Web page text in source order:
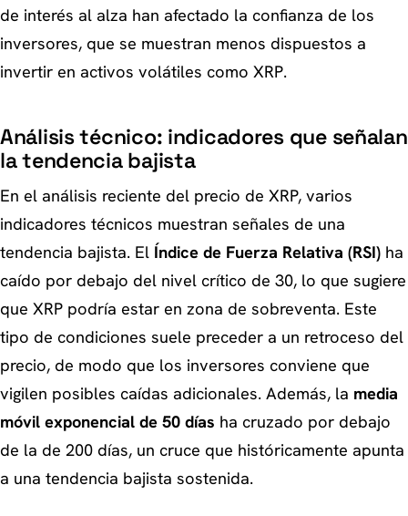
de interés al alza han afectado la confianza de los
inversores, que se muestran menos dispuestos a
invertir en activos volátiles como XRP.
Análisis técnico: indicadores que señalan
la tendencia bajista
En el análisis reciente del precio de XRP, varios
indicadores técnicos muestran señales de una
tendencia bajista. El Índice de Fuerza Relativa (RSI) ha
caído por debajo del nivel crítico de 30, lo que sugiere
que XRP podría estar en zona de sobreventa. Este
tipo de condiciones suele preceder a un retroceso del
precio, de modo que los inversores conviene que
vigilen posibles caídas adicionales. Además, la media
móvil exponencial de 50 días ha cruzado por debajo
de la de 200 días, un cruce que históricamente apunta
a una tendencia bajista sostenida.